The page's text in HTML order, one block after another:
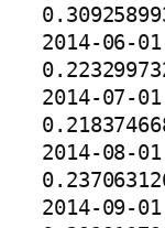
2014-06-
2014-07-
2014-08-
2014-09-